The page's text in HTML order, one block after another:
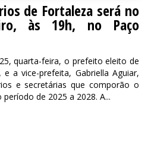
de Fortaleza será no
às 19h, no Paço
quarta-feira, o prefeito eleito de
a vice-prefeita, Gabriella Aguiar,
e secretárias que comporão o
de 2025 a 2028. A...